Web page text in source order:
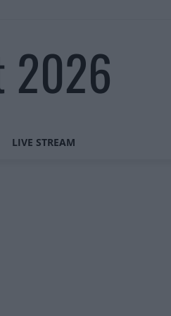
2026
LIVE STREAM